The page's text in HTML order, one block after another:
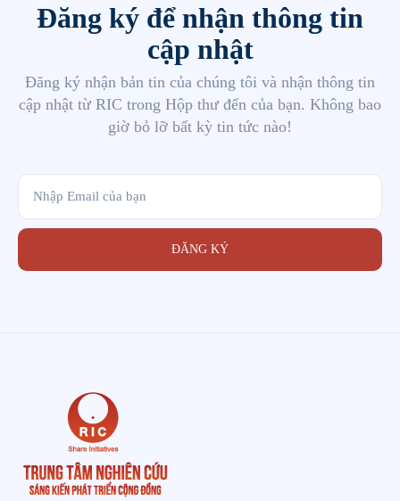
Đăng ký để nhận thông tin
cập nhật
Đăng ký nhận bản tin của chúng tôi và nhận thông tin
cập nhật từ RIC trong Hộp thư đến của bạn. Không bao
giờ bỏ lỡ bất kỳ tin tức nào!
ĐĂNG KÝ